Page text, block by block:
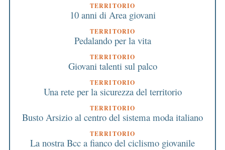
TERRITORIO
10 anni di Area giovani
TERRITORIO
Pedalando per la vita
TERRITORIO
Giovani talenti sul palco
TERRITORIO
Una rete per la sicurezza del territorio
TERRITORIO
Busto Arsizio al centro del sistema moda italiano
TERRITORIO
La nostra Bcc a fianco del ciclismo giovanile